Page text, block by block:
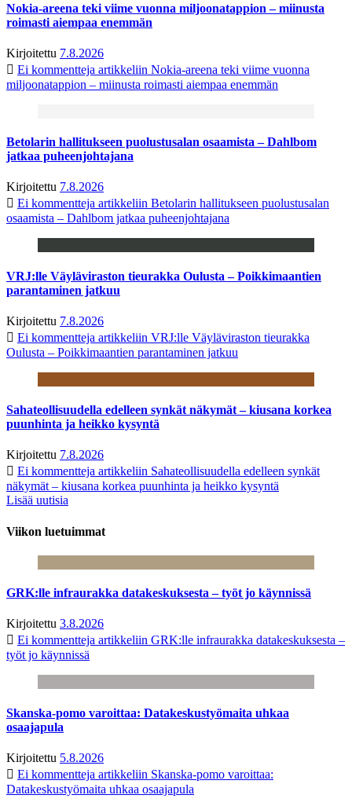
Nokia-areena teki viime vuonna miljoonatappion – miinusta
roimasti aiempaa enemmän
Kirjoitettu 7.8.2026
Ei kommentteja artikkeliin Nokia-areena teki viime vuonna
miljoonatappion – miinusta roimasti aiempaa enemmän
Betolarin hallitukseen puolustusalan osaamista – Dahlbom
jatkaa puheenjohtajana
Kirjoitettu 7.8.2026
Ei kommentteja artikkeliin Betolarin hallitukseen puolustusalan
osaamista – Dahlbom jatkaa puheenjohtajana
VRJ:lle Väyläviraston tieurakka Oulusta – Poikkimaantien
parantaminen jatkuu
Kirjoitettu 7.8.2026
Ei kommentteja artikkeliin VRJ:lle Väyläviraston tieurakka
Oulusta – Poikkimaantien parantaminen jatkuu
Sahateollisuudella edelleen synkät näkymät – kiusana korkea
puunhinta ja heikko kysyntä
Kirjoitettu 7.8.2026
Ei kommentteja artikkeliin Sahateollisuudella edelleen synkät
näkymät – kiusana korkea puunhinta ja heikko kysyntä
Lisää uutisia
Viikon luetuimmat
GRK:lle infraurakka datakeskuksesta – työt jo käynnissä
Kirjoitettu 3.8.2026
Ei kommentteja artikkeliin GRK:lle infraurakka datakeskuksesta –
työt jo käynnissä
Skanska-pomo varoittaa: Datakeskustyömaita uhkaa
osaajapula
Kirjoitettu 5.8.2026
Ei kommentteja artikkeliin Skanska-pomo varoittaa:
Datakeskustyömaita uhkaa osaajapula